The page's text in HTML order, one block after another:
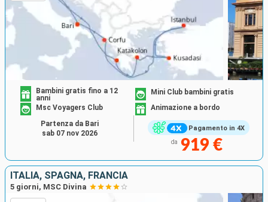
Ricerca
Pagamento in 4X
Bambini gratis fino a 12
anni
Mini Club bambini gratis
Msc Voyagers Club
Animazione a bordo
da 919 €
Partenza da Bari
sab 07 nov 2026
ITALIA, SPAGNA, FRANCIA
5 giorni, MSC Divina